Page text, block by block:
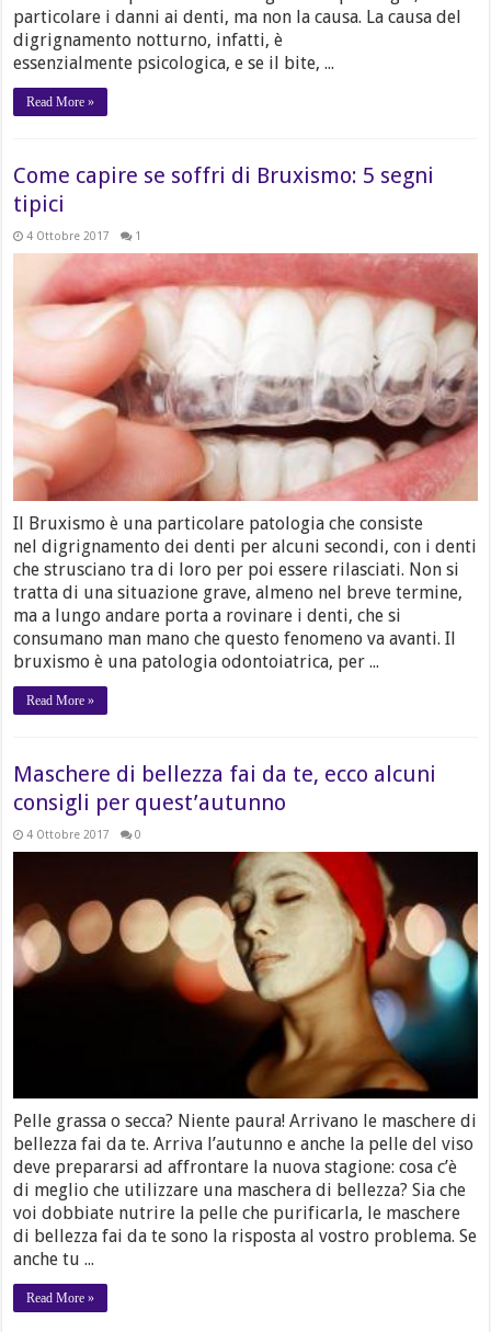
particolare i danni ai denti, ma non la causa. La causa del
digrignamento notturno, infatti, è
essenzialmente psicologica, e se il bite, ...
Read More »
Come capire se soffri di Bruxismo: 5 segni
tipici
4 Ottobre 2017 1
Il Bruxismo è una particolare patologia che consiste
nel digrignamento dei denti per alcuni secondi, con i denti
che strusciano tra di loro per poi essere rilasciati. Non si
tratta di una situazione grave, almeno nel breve termine,
ma a lungo andare porta a rovinare i denti, che si
consumano man mano che questo fenomeno va avanti. Il
bruxismo è una patologia odontoiatrica, per ...
Read More »
Maschere di bellezza fai da te, ecco alcuni
consigli per quest’autunno
4 Ottobre 2017 0
Pelle grassa o secca? Niente paura! Arrivano le maschere di
bellezza fai da te. Arriva l’autunno e anche la pelle del viso
deve prepararsi ad affrontare la nuova stagione: cosa c’è
di meglio che utilizzare una maschera di bellezza? Sia che
voi dobbiate nutrire la pelle che purificarla, le maschere
di bellezza fai da te sono la risposta al vostro problema. Se
anche tu ...
Read More »